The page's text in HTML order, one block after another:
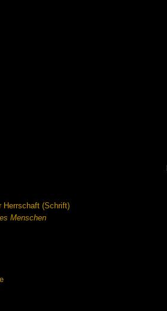
Herrschaft (Schrift)
Menschen